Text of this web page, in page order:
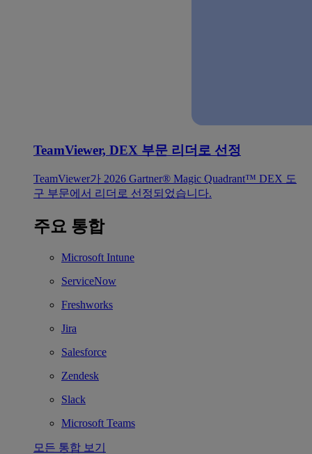
TeamViewer, DEX 부문 리더로 선정
TeamViewer가 2026 Gartner® Magic Quadrant™ DEX 도
구 부문에서 리더로 선정되었습니다.
주요 통합
Microsoft Intune
ServiceNow
Freshworks
Jira
Salesforce
Zendesk
Slack
Microsoft Teams
모든 통합 보기